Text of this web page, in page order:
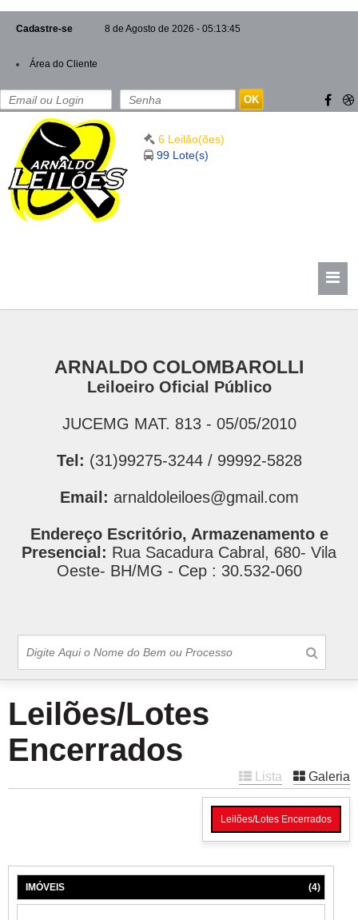
Cadastre-se 8 de Agosto de 2026 - 05:13:46
Área do Cliente
OK
6 Leilão(ões)
99 Lote(s)
ARNALDO COLOMBAROLLI
Leiloeiro Oficial Público
JUCEMG MAT. 813 - 05/05/2010
Tel: (31)99275-3244 / 99992-5828
Email: arnaldoleiloes@gmail.com
Endereço Escritório, Armazenamento e
Presencial: Rua Sacadura Cabral, 680- Vila
Oeste- BH/MG - Cep : 30.532-060
Leilões/Lotes
Encerrados
Lista Galeria
Leilões/Lotes Encerrados
IMÓVEIS (4)